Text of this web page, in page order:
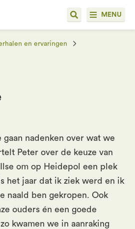
MENU
en ervaringen
gaan nadenken over wat we
Peter over de keuze van
om op Heidepol een plek
het jaar dat ik ziek werd en ik
naald ben gekropen. Ook
ouders én een goede
kwamen we in aanraking